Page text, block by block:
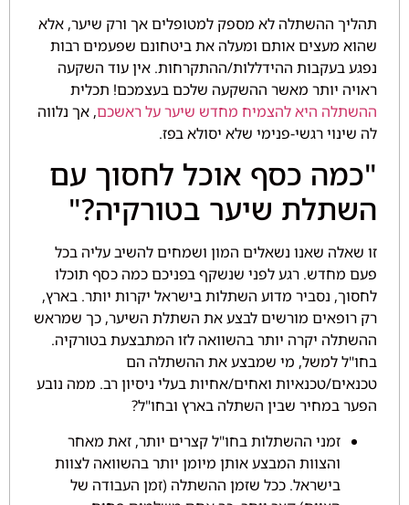
תהליך ההשתלה לא מספק למטופלים אך ורק שיער, אלא
שהוא מעצים אותם ומעלה את ביטחונם שפעמים רבות
נפגע בעקבות ההידללות/ההתקרחות. אין עוד השקעה
ראויה יותר מאשר ההשקעה שלכם בעצמכם! תכלית
ההשתלה היא להצמיח מחדש שיער על ראשכם, אך נלווה
לה שינוי רגשי-פנימי שלא יסולא בפז.
"כמה כסף אוכל לחסוך עם
השתלת שיער בטורקיה?"
זו שאלה שאנו נשאלים המון ושמחים להשיב עליה בכל
פעם מחדש. רגע לפני שנשקף בפניכם כמה כסף תוכלו
לחסוך, נסביר מדוע השתלות בישראל יקרות יותר. בארץ,
רק רופאים מורשים לבצע את השתלת השיער, כך שמראש
ההשתלה יקרה יותר בהשוואה לזו המתבצעת בטורקיה.
בחו"ל למשל, מי שמבצע את ההשתלה הם
טכנאים/טכנאיות ואחים/אחיות בעלי ניסיון רב. ממה נובע
הפער במחיר שבין השתלה בארץ ובחו"ל?
זמני ההשתלות בחו"ל קצרים יותר, זאת מאחר
והצוות המבצע אותן מיומן יותר בהשוואה לצוות
בישראל. ככל שזמן ההשתלה (זמן העבודה של